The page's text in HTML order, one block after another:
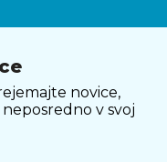
novice,
v svoj